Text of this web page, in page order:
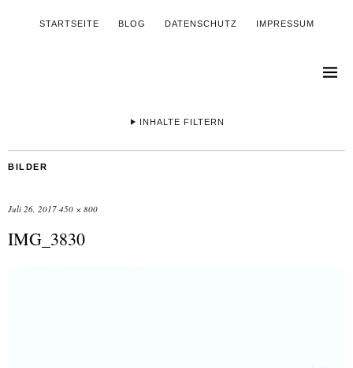
STARTSEITE BLOG DATENSCHUTZ IMPRESSUM
INHALTE FILTERN
BILDER
Juli 26, 2017 450 × 800
IMG_3830